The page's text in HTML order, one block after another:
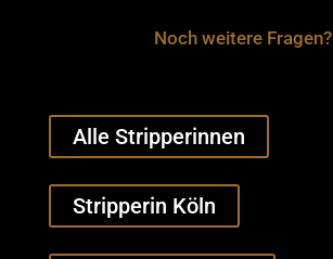
Noch weitere Fragen?
Alle Stripperinnen
Stripperin Köln